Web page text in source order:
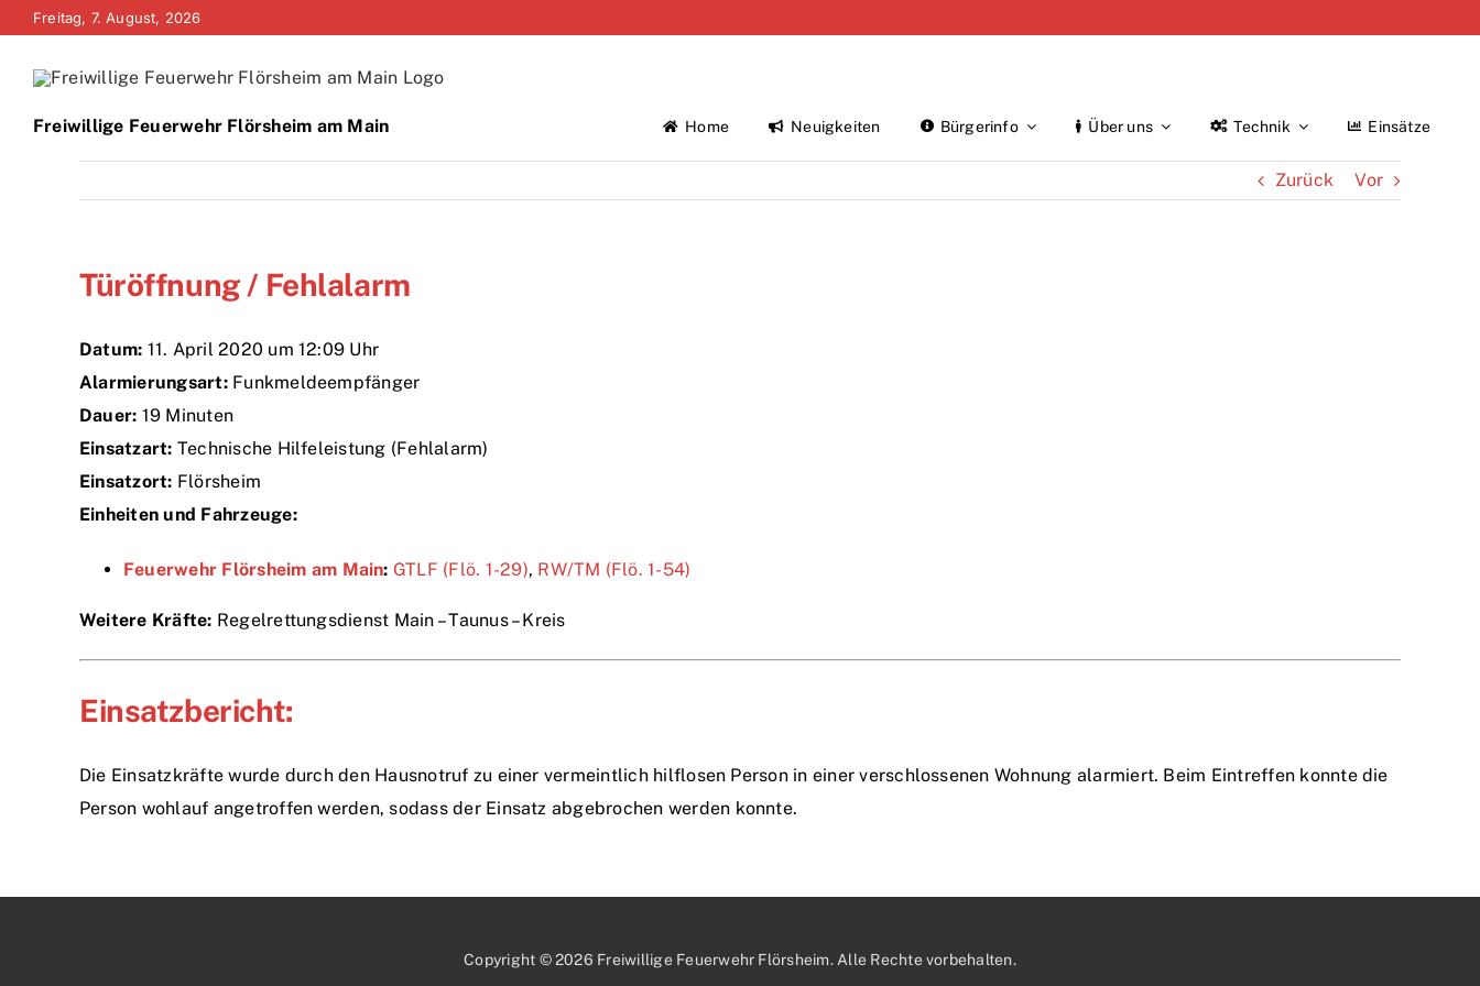
Zum
springen
Freitag, 7. August, 2026
Freiwillige Feuerwehr Flörsheim am Main Home Neuigkeiten Bürgerinfo Über uns Technik Einsätze
Zurück Vor
Türöffnung / Fehlalarm
Datum: 11. April 2020 um 12:09 Uhr
Alarmierungsart:Funkmeldeempfänger
Dauer: 19 Minuten
Einsatzart: Technische Hilfeleistung (Fehlalarm)
Einsatzort: Flörsheim
Einheiten und Fahrzeuge:
Feuerwehr Flörsheim am Main: GTLF (Flö. 1-29), RW/TM (Flö. 1-54)
Weitere Kräfte: Regelrettungsdienst Main – Taunus – Kreis
Einsatzbericht:
Die Einsatzkräfte wurde durch den Hausnotruf zu einer vermeintlich hilflosen Person in einer verschlossenen Wohnung alarmiert. Beim Eintreffen konnte die
Person wohlauf angetroffen werden, sodass der Einsatz abgebrochen werden konnte.
Copyright © 2026 Freiwillige Feuerwehr Flörsheim. Alle Rechte vorbehalten.